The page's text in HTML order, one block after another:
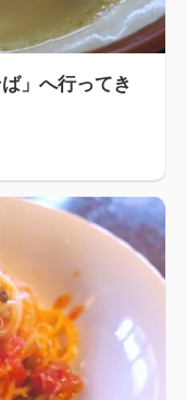
」へ行ってき